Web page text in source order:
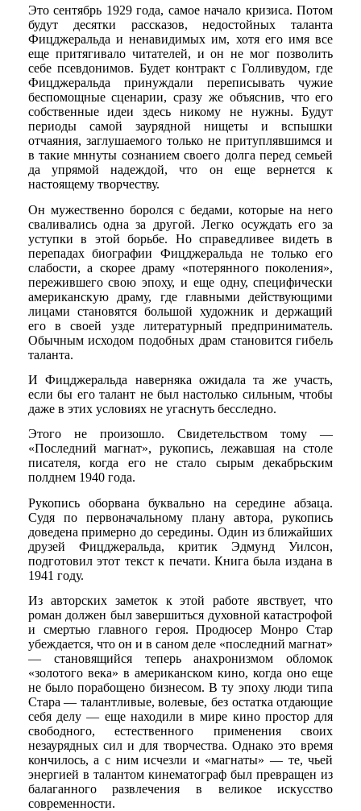
Это сентябрь 1929 года, самое начало кризиса. Потом
будут десятки рассказов, недостойных таланта
Фицджеральда и ненавидимых им, хотя его имя все
еще притягивало читателей, и он не мог позволить
себе псевдонимов. Будет контракт с Голливудом, где
Фицджеральда принуждали переписывать чужие
беспомощные сценарии, сразу же объяснив, что его
собственные идеи здесь никому не нужны. Будут
периоды самой заурядной нищеты и вспышки
отчаяния, заглушаемого только не притуплявшимся и
в такие мннуты сознанием своего долга перед семьей
да упрямой надеждой, что он еще вернется к
настоящему творчеству.
Он мужественно боролся с бедами, которые на него
сваливались одна за другой. Легко осуждать его за
уступки в этой борьбе. Но справедливее видеть в
перепадах биографии Фицджеральда не только его
слабости, а скорее драму «потерянного поколения»,
пережившего свою эпоху, и еще одну, специфически
американскую драму, где главными действующими
лицами становятся большой художник и держащий
его в своей узде литературный предприниматель.
Обычным исходом подобных драм становится гибель
таланта.
И Фицджеральда наверняка ожидала та же участь,
если бы его талант не был настолько сильным, чтобы
даже в этих условиях не угаснуть бесследно.
Этого не произошло. Свидетельством тому —
«Последний магнат», рукопись, лежавшая на столе
писателя, когда его не стало сырым декабрьским
полднем 1940 года.
Рукопись оборвана буквально на середине абзаца.
Судя по первоначальному плану автора, рукопись
доведена примерно до середины. Один из ближайших
друзей Фицджеральда, критик Эдмунд Уилсон,
подготовил этот текст к печати. Книга была издана в
1941 году.
Из авторских заметок к этой работе явствует, что
роман должен был завершиться духовной катастрофой
и смертью главного героя. Продюсер Монро Стар
убеждается, что он и в саном деле «последний магнат»
— становящийся теперь анахронизмом обломок
«золотого века» в американском кино, когда оно еще
не было порабощено бизнесом. В ту эпоху люди типа
Стара — талантливые, волевые, без остатка отдающие
себя делу — еще находили в мире кино простор для
свободного, естественного применения своих
незаурядных сил и для творчества. Однако это время
кончилось, а с ним исчезли и «магнаты» — те, чьей
энергией в талантом кинематограф был превращен из
балаганного развлечения в великое искусство
современности.